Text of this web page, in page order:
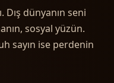
dünyanın seni
sosyal yüzün.
sayın ise perdenin